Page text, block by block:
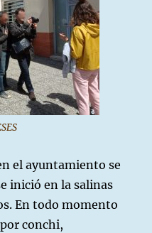
el ayuntamiento se
inició en la salinas
En todo momento
conchi,